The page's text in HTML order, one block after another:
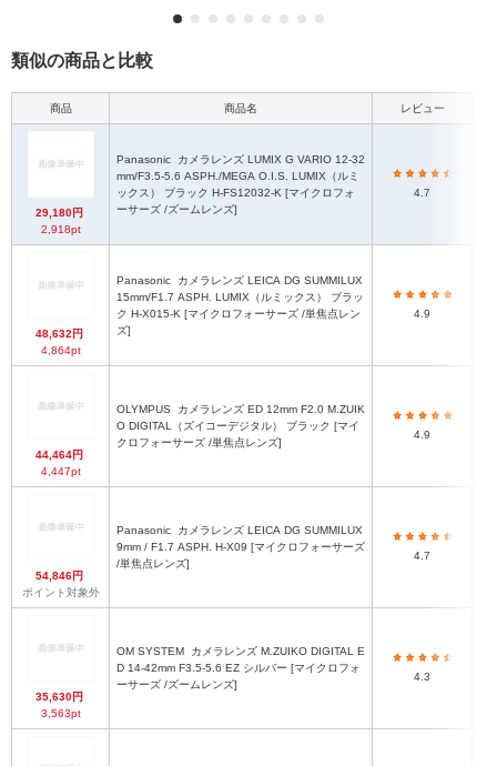
類似の商品と比較
商品 商品名 レビュー
29,180円
2,918pt
Panasonic
mm/F3.5-5.6 ASPH./MEGA O.I.S. LUMIX（ルミ
ックス） ブラック H-FS12032-K [マイクロフォ
ーサーズ /ズームレンズ]
4.7
48,632円
4,864pt
Panasonic
15mm/F1.7 ASPH. LUMIX（ルミックス） ブラッ
ク H-X015-K [マイクロフォーサーズ /単焦点レン
ズ]
4.9
44,464円
4,447pt
OLYMPUS
O DIGITAL（ズイコーデジタル） ブラック [マイ
クロフォーサーズ /単焦点レンズ]
4.9
54,846円
ポイント対象外
Panasonic
9mm / F1.7 ASPH. H-X09 [マイクロフォーサーズ
/単焦点レンズ]
4.7
35,630円
3,563pt
OM SYSTEM
D 14-42mm F3.5-5.6 EZ シルバー [マイクロフォ
ーサーズ /ズームレンズ]
4.3